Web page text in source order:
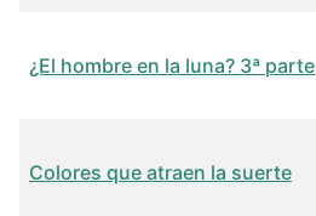
¿El hombre en la luna? 3ª parte
Colores que atraen la suerte